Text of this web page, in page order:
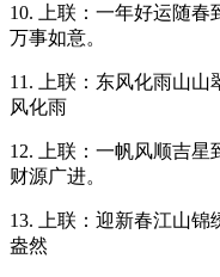
10. 上联：一年好运随春
万事如意。
11. 上联：东风化雨山
风化雨
12. 上联：一帆风顺吉星
财源广进。
13. 上联：迎新春江山
盎然